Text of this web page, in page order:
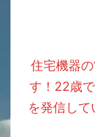
住宅機器
す！22歳
を発信し